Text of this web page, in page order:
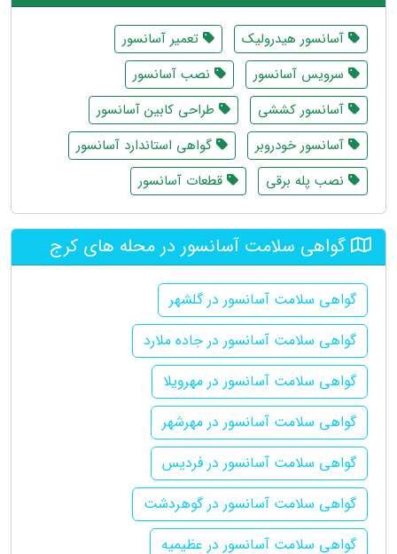
آسانسور هیدرولیک
تعمیر آسانسور
سرویس آسانسور
نصب آسانسور
آسانسور کششی
طراحی کابین آسانسور
آسانسور خودروبر
گواهی استاندارد آسانسور
نصب پله برقی
قطعات آسانسور
گواهی سلامت آسانسور در محله های کرج
گواهی سلامت آسانسور در گلشهر
گواهی سلامت آسانسور در جاده ملارد
گواهی سلامت آسانسور در مهرویلا
گواهی سلامت آسانسور در مهرشهر
گواهی سلامت آسانسور در فردیس
گواهی سلامت آسانسور در گوهردشت
گواهی سلامت آسانسور در عظیمیه